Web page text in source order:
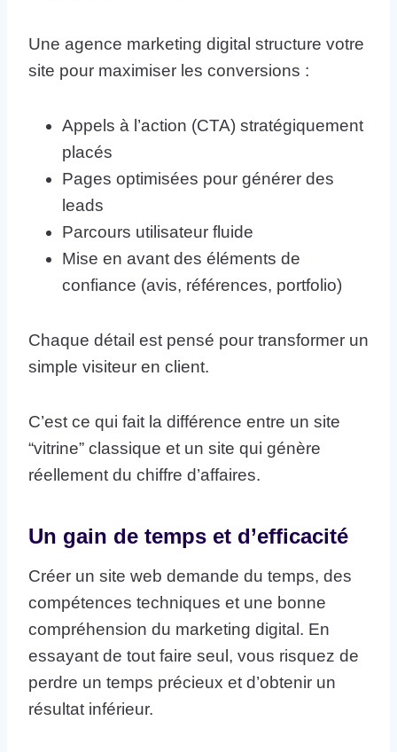
Une agence marketing digital structure votre
site pour maximiser les conversions :
Appels à l’action (CTA) stratégiquement
placés
Pages optimisées pour générer des
leads
Parcours utilisateur fluide
Mise en avant des éléments de
confiance (avis, références, portfolio)
Chaque détail est pensé pour transformer un
simple visiteur en client.
C’est ce qui fait la différence entre un site
“vitrine” classique et un site qui génère
réellement du chiffre d’affaires.
Un gain de temps et d’efficacité
Créer un site web demande du temps, des
compétences techniques et une bonne
compréhension du marketing digital. En
essayant de tout faire seul, vous risquez de
perdre un temps précieux et d’obtenir un
résultat inférieur.